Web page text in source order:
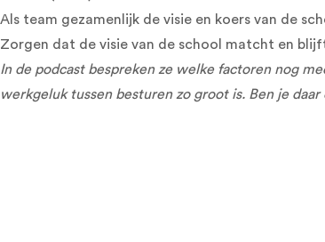
Als team gezamenlijk de visie en koers van de
Zorgen dat de visie van de school matcht en
In de podcast bespreken ze welke factoren nog
werkgeluk tussen besturen zo groot is. Ben je